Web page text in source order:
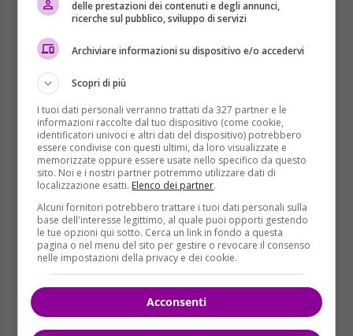
climatiche non ottimali è stata sospesa dopo
qualche ora ed è potuta riprendere solo all’alba
delle prestazioni dei contenuti e degli annunci,
ricerche sul pubblico, sviluppo di servizi
Archiviare informazioni su dispositivo e/o accedervi
Scopri di più
I tuoi dati personali verranno trattati da 327 partner e le
informazioni raccolte dal tuo dispositivo (come cookie,
identificatori univoci e altri dati del dispositivo) potrebbero
essere condivise con questi ultimi, da loro visualizzate e
memorizzate oppure essere usate nello specifico da questo
sito. Noi e i nostri partner potremmo utilizzare dati di
localizzazione esatti. Elenco dei partner.
Alcuni fornitori potrebbero trattare i tuoi dati personali sulla
base dell'interesse legittimo, al quale puoi opporti gestendo
le tue opzioni qui sotto. Cerca un link in fondo a questa
pagina o nel menu del sito per gestire o revocare il consenso
nelle impostazioni della privacy e dei cookie.
Acconsenti